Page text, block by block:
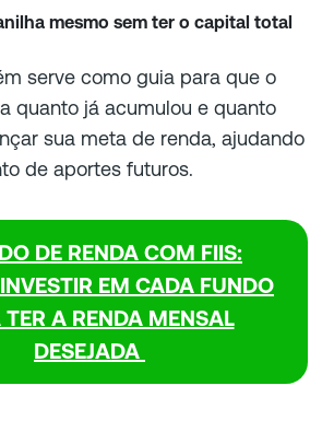
mesmo sem ter o capital total
serve como guia para que o
quanto já acumulou e quanto
sua meta de renda, ajudando
de aportes futuros.
DE RENDA COM FIIS:
EM CADA FUNDO
TER A RENDA MENSAL
DESEJADA